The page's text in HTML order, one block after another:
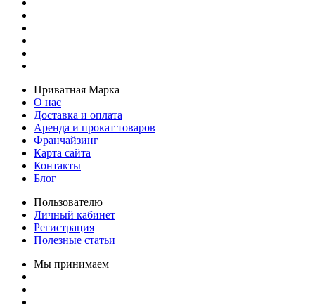
Приватная Марка
О нас
Доставка и оплата
Аренда и прокат товаров
Франчайзинг
Карта сайта
Контакты
Блог
Пользователю
Личный кабинет
Регистрация
Полезные статьи
Мы принимаем